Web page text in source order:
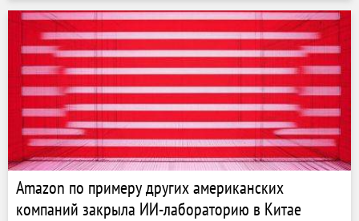
Amazon по примеру других американских
компаний закрыла ИИ-лабораторию в Китае